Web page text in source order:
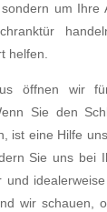
um Ihre
helfen.
öffnen wir
Sie den
ist eine Hilfe
Sie uns bei
und
wir schauen,